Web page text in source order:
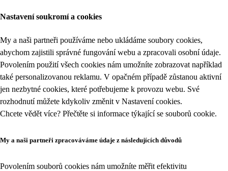
Nastavení soukromí a cookies
My a naši partneři používáme nebo ukládáme soubory cookies,
abychom zajistili správné fungování webu a zpracovali osobní údaje.
Povolením použití všech cookies nám umožníte zobrazovat například
také personalizovanou reklamu. V opačném případě zůstanou aktivní
jen nezbytné cookies, které potřebujeme k provozu webu. Své
rozhodnutí můžete kdykoliv změnit v Nastavení cookies.
Chcete vědět více? Přečtěte si informace týkající se souborů cookie.
My a naši partneři zpracováváme údaje z následujících důvodů
Povolením souborů cookies nám umožníte měřit efektivitu